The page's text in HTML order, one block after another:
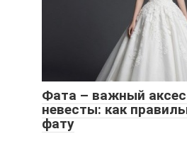
Фата – важный
невесты: как
фату